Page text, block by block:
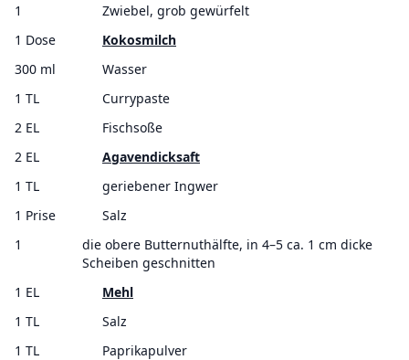
1
Zwiebel, grob gewürfelt
1 Dose
Kokosmilch
300 ml
Wasser
1 TL
Currypaste
2 EL
Fischsoße
2 EL
Agavendicksaft
1 TL
geriebener Ingwer
1 Prise
Salz
1
die obere Butternuthälfte, in 4–5 ca. 1 cm dicke
Scheiben geschnitten
1 EL
Mehl
1 TL
Salz
1 TL
Paprikapulver